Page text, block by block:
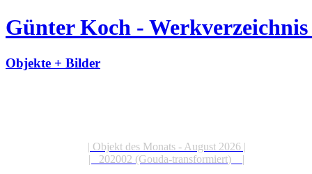
Günter Koch - Werkverzeichnis
Objekte + Bilder
| Objekt des Monats - August 2026 |
| 202002 (Gouda-transformiert) |